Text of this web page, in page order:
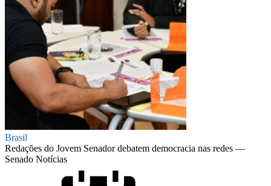
Brasil
Redações do Jovem Senador debatem democracia nas redes —
Senado Notícias